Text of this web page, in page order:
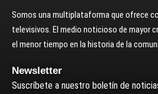
Somos una multiplataforma que ofrece
televisivos. El medio noticioso de mayor
el menor tiempo en la historia de la
Newsletter
Suscríbete a nuestro boletín de